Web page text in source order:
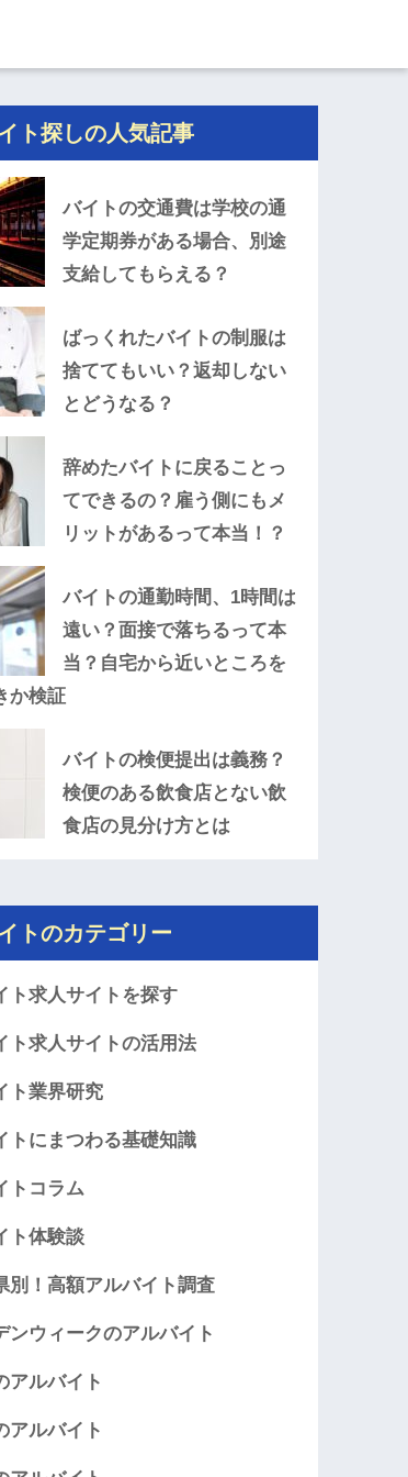
ト探しの人気記事
バイトの交通費は学校の通
学定期券がある場合、別途
支給してもらえる？
ばっくれたバイトの制服は
捨ててもいい？返却しない
とどうなる？
辞めたバイトに戻ることっ
てできるの？雇う側にもメ
リットがあるって本当！？
バイトの通勤時間、1時間は
遠い？面接で落ちるって本
当？自宅から近いところを
か検証
バイトの検便提出は義務？
検便のある飲食店とない飲
食店の見分け方とは
トのカテゴリー
ト求人サイトを探す
ト求人サイトの活用法
ト業界研究
トにまつわる基礎知識
トコラム
ト体験談
別！高額アルバイト調査
ンウィークのアルバイト
アルバイト
アルバイト